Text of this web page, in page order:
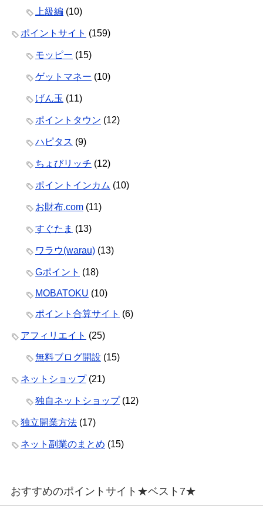
上級編 (10)
ポイントサイト (159)
モッピー (15)
ゲットマネー (10)
げん玉 (11)
ポイントタウン (12)
ハピタス (9)
ちょびリッチ (12)
ポイントインカム (10)
お財布.com (11)
すぐたま (13)
ワラウ(warau) (13)
Gポイント (18)
MOBATOKU (10)
ポイント合算サイト (6)
アフィリエイト (25)
無料ブログ開設 (15)
ネットショップ(21)
独自ネットショップ(12)
独立開業方法 (17)
ネット副業のまとめ (15)
おすすめのポイントサイト★ベスト7★